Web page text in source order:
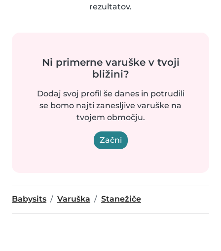
rezultatov.
Ni primerne varuške v tvoji
bližini?
Dodaj svoj profil še danes in potrudili
se bomo najti zanesljive varuške na
tvojem območju.
Začni
Babysits Varuška Stanežiče